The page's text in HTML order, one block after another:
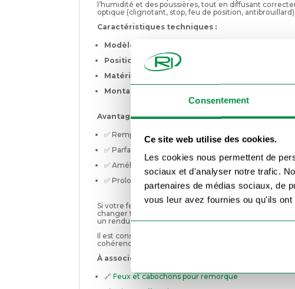
Consentement
Ce site web utilise des cookies.
Les cookies nous permettent de
sociaux et d'analyser notre trafic.
partenaires de médias sociaux, de
vous leur avez fournies ou qu'ils
l’humidité et des poussières, tout en diffusant
optique (clignotant, stop, feu de position, antibrouillard).
Caractéristiques techniques :
Modèle :
Position :
Côté droit (passager)
Matériau :
Montage :
Avantages du cabochon droit Radex 5001 :
✅ Remplacement rapide, sans outil spécifique
✅ Parfaitement compatible avec les blocs Radex 5001
✅ Améliore la visibilité et la sécurité sur route
✅ Prolonge la durée de vie du feu arrière complet
Si votre feu droit Radex est encore fonctionnel mais
changer tout le bloc optique. Ce cabochon vous
un rendu visuel propre et une efficacité lumineuse
Il est conseillé de vérifier également l’état du
cohérence esthétique et lumineuse à l’arrière de votre
À associer avec :
🔗Feux et cabochons pour remorque